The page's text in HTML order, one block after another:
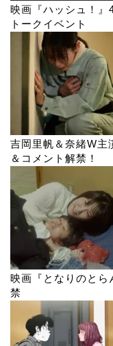
映画『ハッシュ！』
トークイベント
吉岡里帆＆奈緒W主
＆コメント解禁！
映画『となりのとら
禁